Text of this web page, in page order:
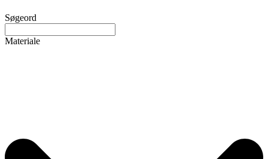
Søgeord
Materiale